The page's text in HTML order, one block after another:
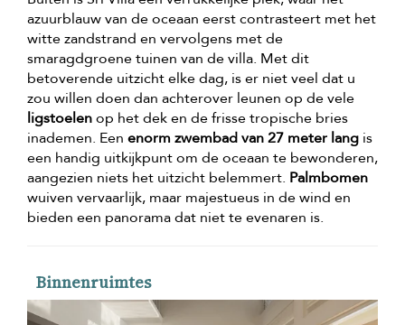
azuurblauw van de oceaan eerst contrasteert met het
witte zandstrand en vervolgens met de
smaragdgroene tuinen van de villa. Met dit
betoverende uitzicht elke dag, is er niet veel dat u
zou willen doen dan achterover leunen op de vele
ligstoelenop het dek en de frisse tropische bries
inademen. Een enorm zwembad van 27 meter lang is
een handig uitkijkpunt om de oceaan te bewonderen,
aangezien niets het uitzicht belemmert. Palmbomen
wuiven vervaarlijk, maar majestueus in de wind en
bieden een panorama dat niet te evenaren is.
Binnenruimtes